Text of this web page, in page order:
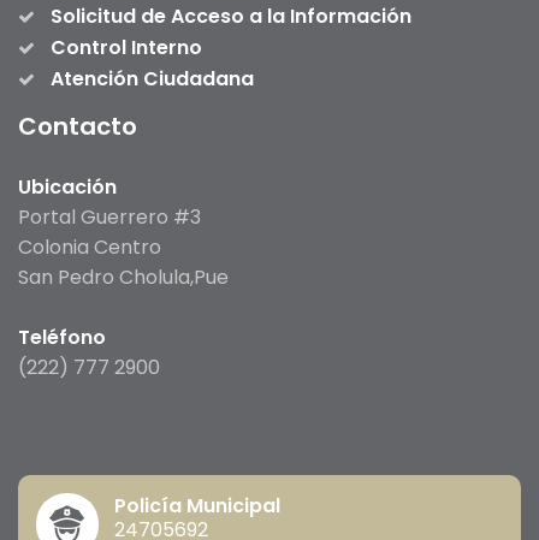
Solicitud de Acceso a la Información
Control Interno
Atención Ciudadana
Contacto
Ubicación
Portal Guerrero #3
Colonia Centro
San Pedro Cholula,Pue
Teléfono
(222) 777 2900
Policía Municipal
24705692